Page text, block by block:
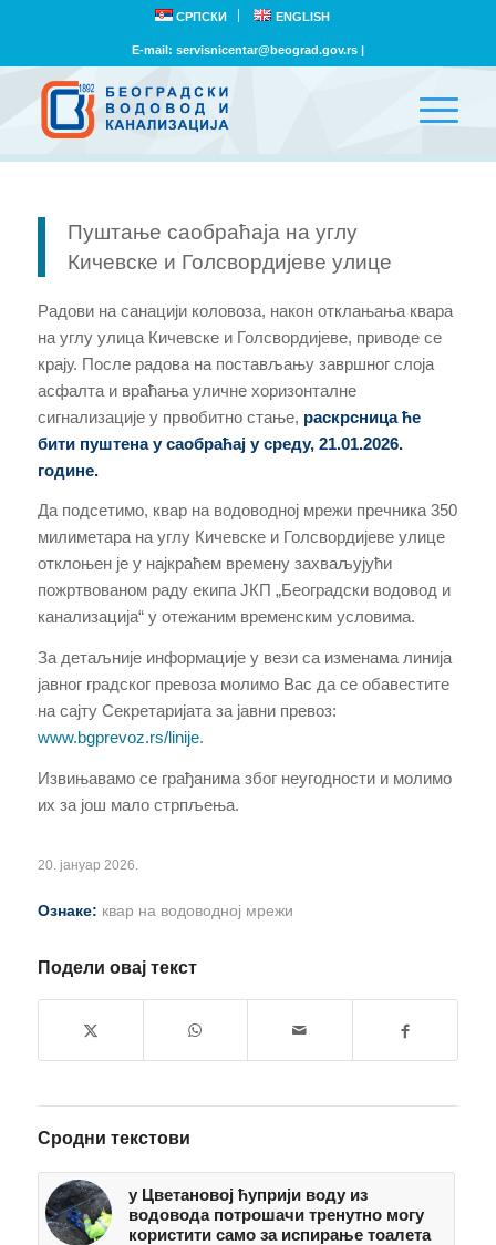
СРПСКИ ENGLISH
E-mail: servisnicentar@beograd.gov.rs|
Пуштање саобраћаја на углу
Кичевске и Голсвордијеве улице
Радови на санацији коловоза, након отклањања квара
на углу улица Кичевске и Голсвордијеве, приводе се
крају. После радова на постављању завршног слоја
асфалта и враћања уличне хоризонталне
сигнализације у првобитно стање, раскрсница ће
бити пуштена у саобраћај у среду, 21.01.2026.
године.
Да подсетимо, квар на водоводној мрежи пречника 350
милиметара на углу Кичевске и Голсвордијеве улице
отклоњен је у најкраћем времену захваљујући
пожртвованом раду екипа ЈКП „Београдски водовод и
канализација“ у отежаним временским условима.
За детаљније информације у вези са изменама линија
јавног градског превоза молимо Вас да се обавестите
на сајту Секретаријата за јавни превоз:
www.bgprevoz.rs/linije.
Извињавамо се грађанима због неугодности и молимо
их за још мало стрпљења.
20. јануар 2026.
Ознаке: квар на водоводној мрежи
Подели овај текст
Сродни текстови
у Цветановој ћуприји воду из
водовода потрошачи тренутно могу
користити само за испирање тоалета